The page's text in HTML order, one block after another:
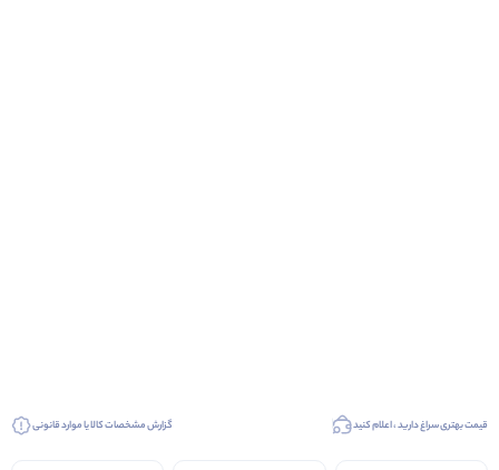
قیمت بهتری سراغ دارید ، اعلام کنید گزارش مشخصات کالا یا موارد قانونی